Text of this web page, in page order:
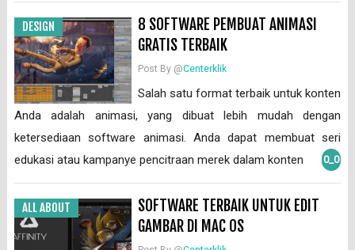
DESIGN
8 SOFTWARE PEMBUAT ANIMASI
GRATIS TERBAIK
Post By @Centerklik
Salah satu format terbaik untuk konten
Anda adalah animasi, yang dibuat lebih mudah dengan
ketersediaan software animasi. Anda dapat membuat seri
edukasi atau kampanye pencitraan merek dalam konten
0_0
ALL ABOUT
SOFTWARE TERBAIK UNTUK EDIT
GAMBAR DI MAC OS